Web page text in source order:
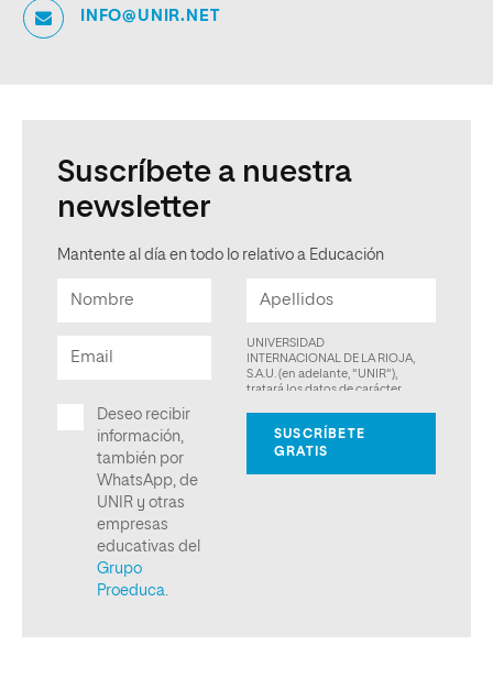
INFO@UNIR.NET
Suscríbete a nuestra
newsletter
Mantente al día en todo lo relativo a Educación